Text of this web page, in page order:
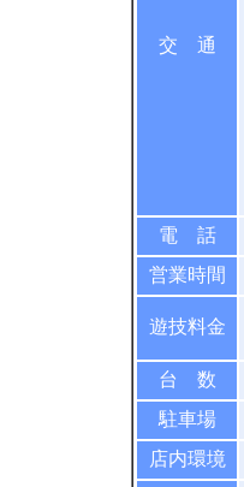
交 通
電 話
営業時間
遊技料金
台 数
駐車場
店内環境